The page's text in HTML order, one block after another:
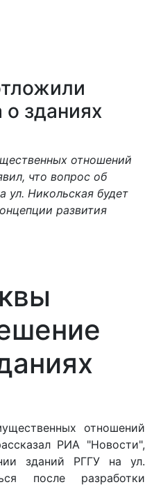
зданиях
отношений
что вопрос об
ул. Никольская будет
развития
отношений
РИА "Новости",
зданий РГГУ на ул.
после разработки